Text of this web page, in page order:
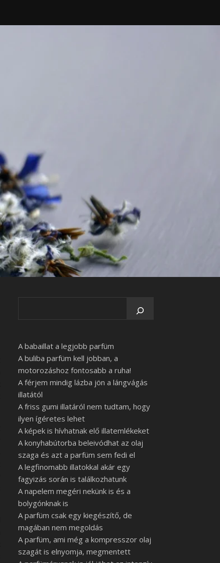
A babaillat a legjobb parfüm
A buliba parfüm kell jobban, a
motorozáshoz fontosabb a ruha!
A férjem mindig lázba jön a lángvágás
illatától
A friss gumi illatáról nem tudtam, hogy
ilyen ígéretes lehet
A képek is hívhatnak elő illatemlékeket
A konyhabútorba beleivódhat az olaj
szaga és azt a parfüm sem fedi el
A legfinomabb illatokkal akár egy
fagyizás során is találkozhatunk
A napelem megéri nekünk is és a
bolygónknak is
A parfüm csak egy kiegészítő, de
magában nem megoldás
A parfüm, ami még a kompresszor olaj
szagát is elnyomja, megmentett